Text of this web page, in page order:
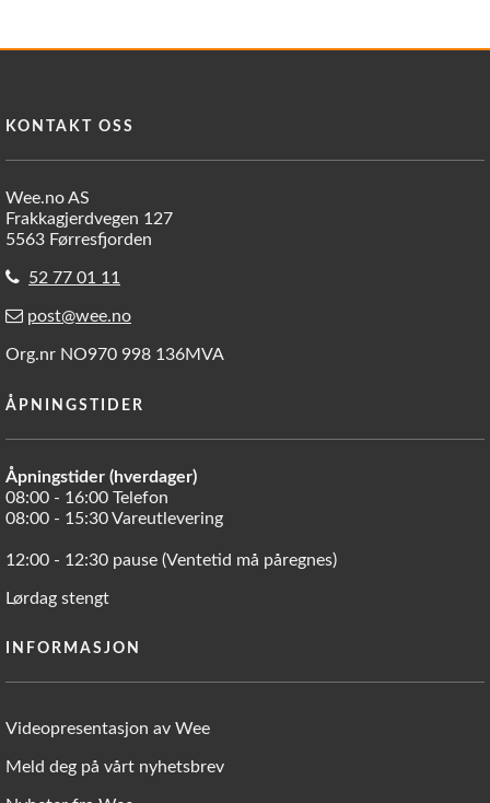
KONTAKT OSS
Wee.no AS
Frakkagjerdvegen 127
5563 Førresfjorden
52 77 01 11
post@wee.no
Org.nr NO970 998 136MVA
ÅPNINGSTIDER
Åpningstider (hverdager)
08:00 - 16:00 Telefon
08:00 - 15:30 Vareutlevering
12:00 - 12:30 pause (Ventetid må påregnes)
Lørdag stengt
INFORMASJON
Videopresentasjon av Wee
Meld deg på vårt nyhetsbrev